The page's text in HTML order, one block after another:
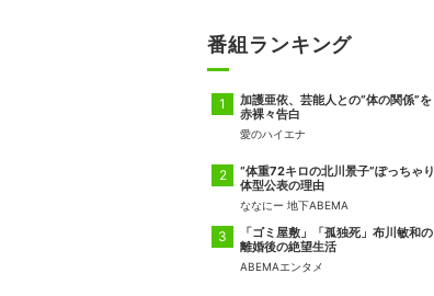
番組ランキング
加護亜依、芸能人との“体の関係”を
赤裸々告白
愛のハイエナ
“体重72キロの北川景子”ぽっちゃり
体型公表の理由
ななにー 地下ABEMA
「ゴミ屋敷」「孤独死」布川敏和の
離婚後の絶望生活
ABEMAエンタメ